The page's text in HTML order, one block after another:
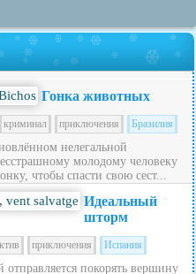
Гонка животных
криминал приключения Бразилия
нелегальной
молодому человеку
чтобы спасти свою сест...
Идеальный
шторм
приключения Испания
отправляется покорять вершину